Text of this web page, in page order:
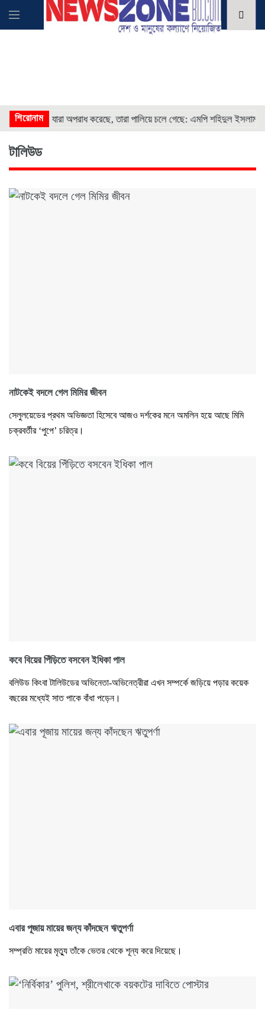
শিরোনাম
* * যারা অপরাধ করেছে, তারা পালিয়ে চলে গেছে: এমপি শহিদুল ইসলাম *
টালিউড
নাটকেই বদলে গেল মিমির জীবন
সেলুলয়েডের প্রথম অভিজ্ঞতা হিসেবে আজও দর্শকের মনে অমলিন হয়ে আছে মিমি
চক্রবর্তীর ‘পুপে’ চরিত্র।
কবে বিয়ের পিঁড়িতে বসবেন ইধিকা পাল
বলিউড কিংবা টালিউডের অভিনেতা-অভিনেত্রীরা এখন সম্পর্কে জড়িয়ে পড়ার কয়েক
বছরের মধ্যেই সাত পাকে বাঁধা পড়েন।
এবার পূজায় মায়ের জন্য কাঁদছেন ঋতুপর্ণা
সম্প্রতি মায়ের মৃত্যু তাঁকে ভেতর থেকে শূন্য করে দিয়েছে।